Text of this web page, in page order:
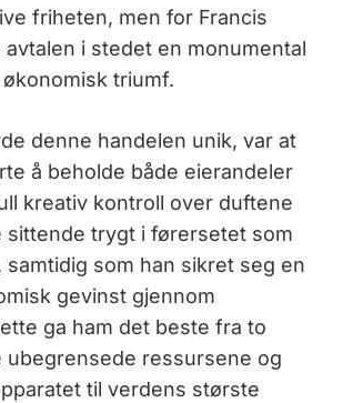
friheten, men for Francis
avtalen i stedet en monumental
triumf.
denne handelen unik, var at
å beholde både eierandeler
kreativ kontroll over duftene
sittende trygt i førersetet som
samtidig som han sikret seg en
gevinst gjennom
ga ham det beste fra to
ubegrensede ressursene og
til verdens største